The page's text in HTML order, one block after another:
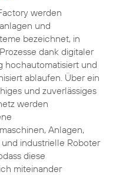
werden
und
bezeichnet, in
dank digitaler
hochautomatisiert und
ablaufen. Über ein
und zuverlässiges
werden
Anlagen,
industrielle Roboter
diese
miteinander